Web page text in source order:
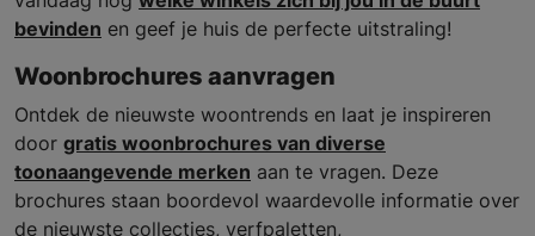
bevinden en geef je huis de perfecte uitstraling!
Woonbrochures aanvragen
Ontdek de nieuwste woontrends en laat je inspireren
door gratis woonbrochures van diverse
toonaangevende merken aan te vragen. Deze
brochures staan boordevol waardevolle informatie over
de nieuwste collecties, verfpaletten,